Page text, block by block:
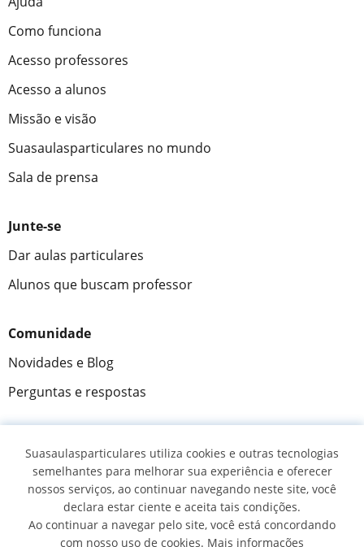
Como funciona
Acesso professores
Acesso a alunos
Missão e visão
Suasaulasparticulares no mundo
Sala de prensa
Junte-se
Dar aulas particulares
Alunos que buscam professor
Comunidade
Novidades e Blog
Perguntas e respostas
Fantástica★★★★★ 9,5/10
305915 opiniões de alunos
Suasaulasparticulares utiliza cookies e outras tecnologias
semelhantes para melhorar sua experiência e oferecer
nossos serviços, ao continuar navegando neste site, você
declara estar ciente e aceita tais condições.
Ao continuar a navegar pelo site, você está concordando
com nosso uso de cookies. Mais informações